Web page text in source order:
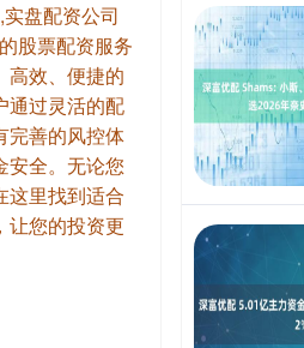
盘配资公司
股票配资服务
高效、便捷的
通过灵活的配
完善的风控体
安全。无论您
这里找到适合
让您的投资更